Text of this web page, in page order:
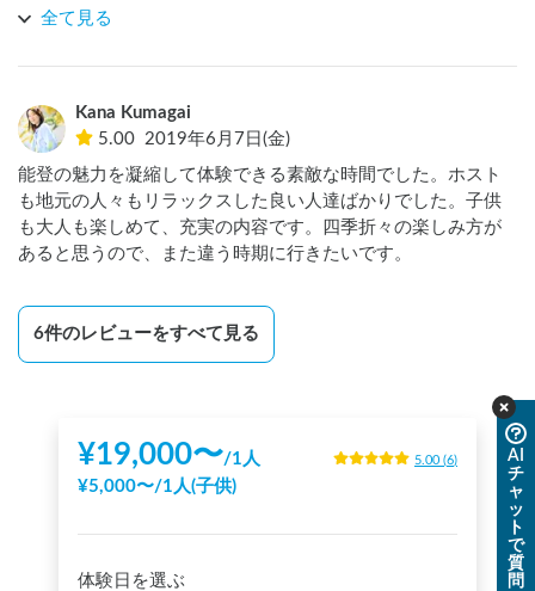
たいです！ありがとうございました！
全て見る
Kana Kumagai
5.00 2019年6月7日(金)
能登の魅力を凝縮して体験できる素敵な時間でした。ホスト
も地元の人々もリラックスした良い人達ばかりでした。子供
も大人も楽しめて、充実の内容です。四季折々の楽しみ方が
あると思うので、また違う時期に行きたいです。
6件のレビューをすべて見る
¥19,000〜/1人
¥5,000〜/1人(子供)
5.00 (6)
体験日を選ぶ
AI
チ
ャ
ッ
ト
で
質
問